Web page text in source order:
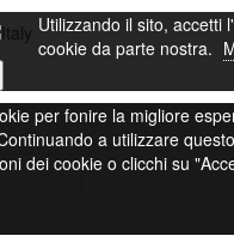
Utilizzando il sito, accetti
cookie da parte nostra.
per fonire la migliore
a utilizzare
dei cookie o clicchi su